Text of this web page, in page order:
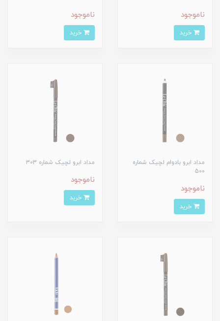
ناموجود ناموجود
مداد ابرو بادوام لچیک شماره
500
ناموجود
مداد ابرو لچیک شماره 303
ناموجود